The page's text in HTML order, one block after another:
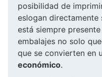
posibilidad de
eslogan
está siempre
embalajes no solo
que se convierten en
económico.